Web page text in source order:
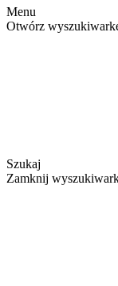
Menu
Otwórz
Szukaj
Zamknij